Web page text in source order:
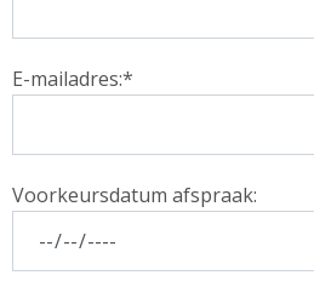
E-mailadres:*
Voorkeursdatum afspraak: